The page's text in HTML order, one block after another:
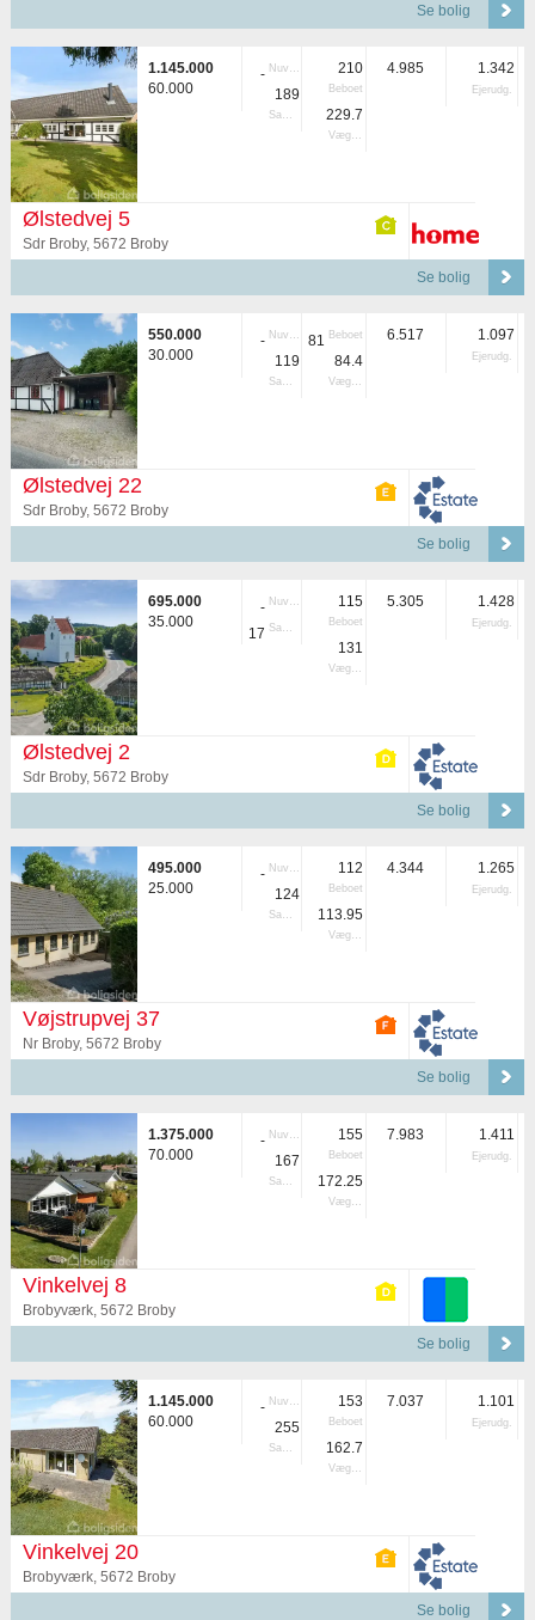
Se bolig
1.145.000
60.000
- Nuvær.
189
Samlet
210
Beboet
229.7
Vægtet
4.985 1.342
Ejerudg.
Ølstedvej 5
Sdr Broby, 5672 Broby
Se bolig
550.000
30.000
- Nuvær.
119
Samlet
81 Beboet
84.4
Vægtet
6.517 1.097
Ejerudg.
Ølstedvej 22
Sdr Broby, 5672 Broby
Se bolig
695.000
35.000
- Nuvær.
17 Samlet
115
Beboet
131
Vægtet
5.305 1.428
Ejerudg.
Ølstedvej 2
Sdr Broby, 5672 Broby
Se bolig
495.000
25.000
- Nuvær.
124
Samlet
112
Beboet
113.95
Vægtet
4.344 1.265
Ejerudg.
Vøjstrupvej 37
Nr Broby, 5672 Broby
Se bolig
1.375.000
70.000
- Nuvær.
167
Samlet
155
Beboet
172.25
Vægtet
7.983 1.411
Ejerudg.
Vinkelvej 8
Brobyværk, 5672 Broby
Se bolig
1.145.000
60.000
- Nuvær.
255
Samlet
153
Beboet
162.7
Vægtet
7.037 1.101
Ejerudg.
Vinkelvej 20
Brobyværk, 5672 Broby
Se bolig